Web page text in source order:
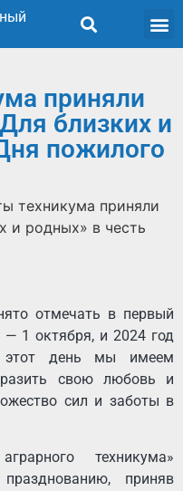
приняли
близких и
пожилого
техникума приняли
и родных» в честь
отмечать в первый
— 1 октября, и 2024 год
этот день мы имеем
свою любовь и
сил и заботы в
техникума»
приняв